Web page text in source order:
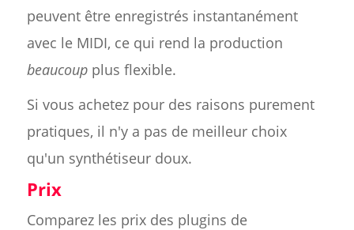
peuvent être enregistrés instantanément
avec le MIDI, ce qui rend la production
beaucoupplus flexible.
Si vous achetez pour des raisons purement
pratiques, il n'y a pas de meilleur choix
qu'un synthétiseur doux.
Prix
Comparez les prix des plugins de